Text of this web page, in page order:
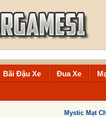
Bãi Đậu Xe Đua Xe
Mystic Mạt